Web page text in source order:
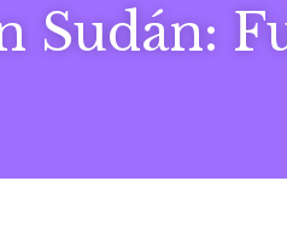
Sudán: